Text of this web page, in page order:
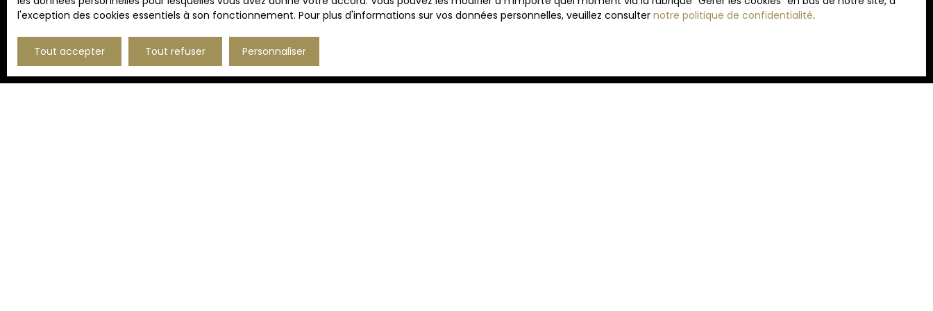
l'exception des cookies essentiels à son fonctionnement. Pour plus d'informations sur vos données personnelles, veuillez consulter notre politique de confidentialité.
Tout accepter Tout refuser Personnaliser